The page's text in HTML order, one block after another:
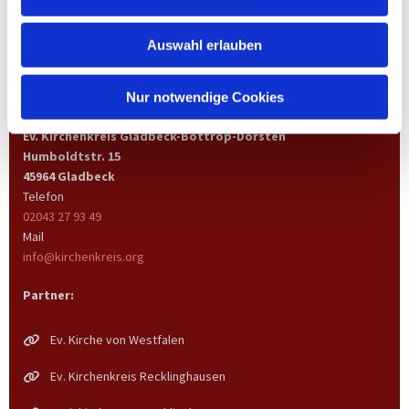
Auswahl erlauben
Nur notwendige Cookies
Ev. Kirchenkreis Gladbeck-Bottrop-Dorsten
Humboldtstr. 15
45964 Gladbeck
Telefon
02043 27 93 49
Mail
info@kirchenkreis.org
Partner:
Ev. Kirche von Westfalen
Ev. Kirchenkreis Recklinghausen